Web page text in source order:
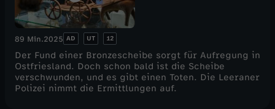
89 Min.2025 AD UT 12
Der Fund einer Bronzescheibe sorgt für Aufregung in
Ostfriesland. Doch schon bald ist die Scheibe
verschwunden, und es gibt einen Toten. Die Leeraner
Polizei nimmt die Ermittlungen auf.